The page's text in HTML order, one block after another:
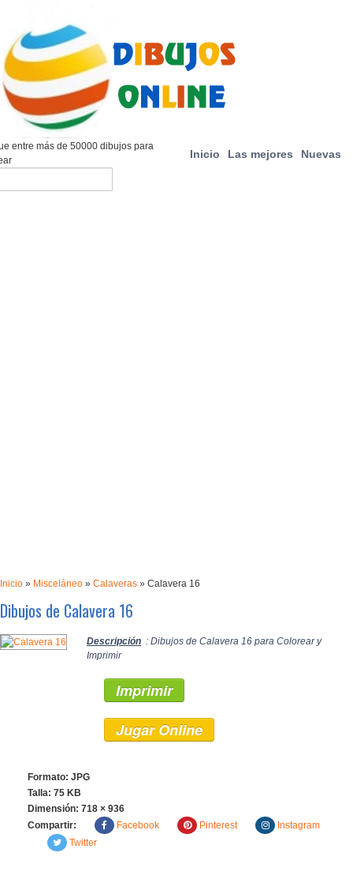
Inicio Las mejores Nuevas
entre más de 50000 dibujos para
Inicio » Misceláneo » Calaveras » Calavera 16
Dibujos de Calavera 16
Descripción : Dibujos de Calavera 16 para Colorear y
Imprimir
Imprimir
Jugar Online
Formato: JPG
Talla: 75 KB
Dimensión: 718 × 936
Compartir:
Facebook Pinterest
Instagram
Twitter